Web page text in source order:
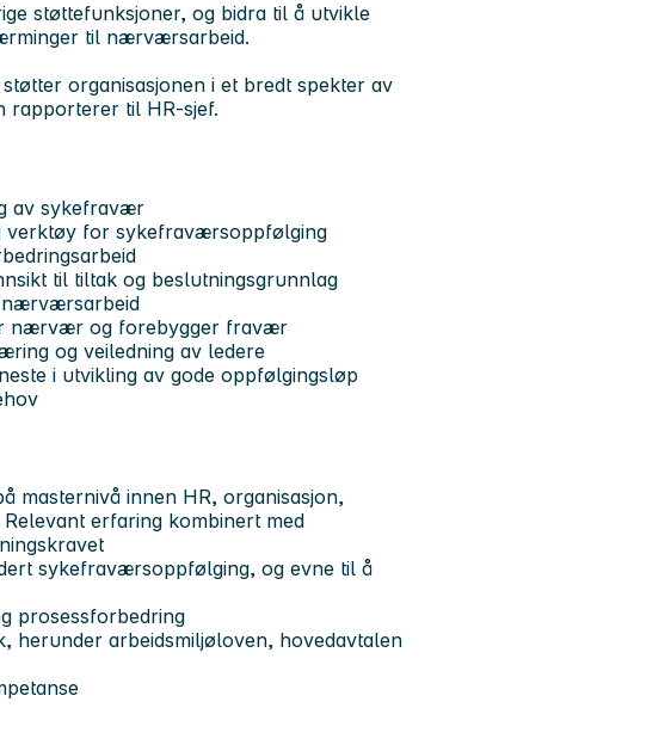
støttefunksjoner, og bidra til å utvikle
til nærværsarbeid.
organisasjonen i et bredt spekter av
rapporterer til HR-sjef.
av sykefravær
verktøy for sykefraværsoppfølging
til tiltak og beslutningsgrunnlag
nærværsarbeid
nærvær og forebygger fravær
og veiledning av ledere
i utvikling av gode oppfølgingsløp
masternivå innen HR, organisasjon,
erfaring kombinert med
sykefraværsoppfølging, og evne til å
prosessforbedring
herunder arbeidsmiljøloven, hovedavtalen